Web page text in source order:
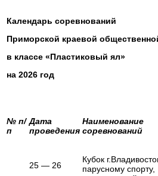
Календарь соревнований
Приморской краевой
в классе «Пластиковый ял»
на 2026 год
№ п/
п
Дата
проведения
Наименование
соревнований
25 — 26
Кубок
парусному спорту,